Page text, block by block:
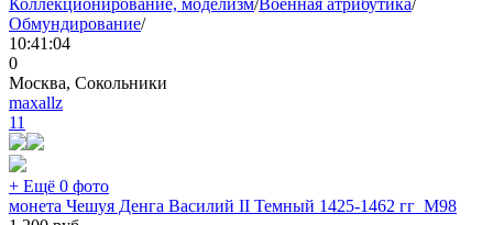
Коллекционирование, моделизм/Военная атрибутика/
Обмундирование/
10:41:04
0
Москва, Сокольники
maxallz
11
+ Ещё 0 фото
монета Чешуя Денга Василий II Темный 1425-1462 гг_М98